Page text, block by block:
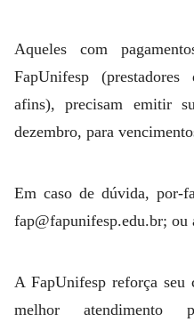
Aqueles com
FapUnifesp
afins), precisam emitir
dezembro, para
Em caso de dúvida, por-
fap@fapunifesp.edu.br; ou
A FapUnifesp reforça seu
melhor